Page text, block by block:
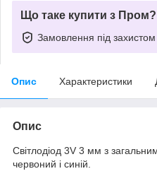
Що таке купити з Пром?
Замовлення під захистом
Опис Характеристики
Опис
Світлодіод 3V 3 мм з
червоний і синій.